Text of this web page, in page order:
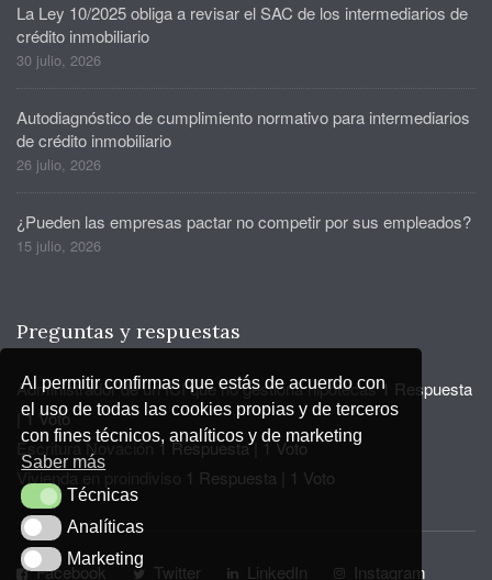
Al permitir confirmas que estás de acuerdo con
el uso de todas las cookies propias y de terceros
con fines técnicos, analíticos y de marketing
Saber más
TécnicasTécnicas
AnalíticasAnalíticas
MarketingMarketing
La Ley 10/2025 obliga a revisar el SAC de los intermediarios de
crédito inmobiliario
30 julio, 2026
Autodiagnóstico de cumplimiento normativo para intermediarios
de crédito inmobiliario
26 julio, 2026
¿Pueden las empresas pactar no competir por sus empleados?
15 julio, 2026
Preguntas y respuestas
Administrador de un ICI que no gestiona hipotecas 1 Respuesta
|1 Voto
Escritura Novación1 Respuesta| 1 Voto
Vivienda en proindiviso
1 Respuesta 1 Voto
Facebook Twitter LinkedIn Instagram